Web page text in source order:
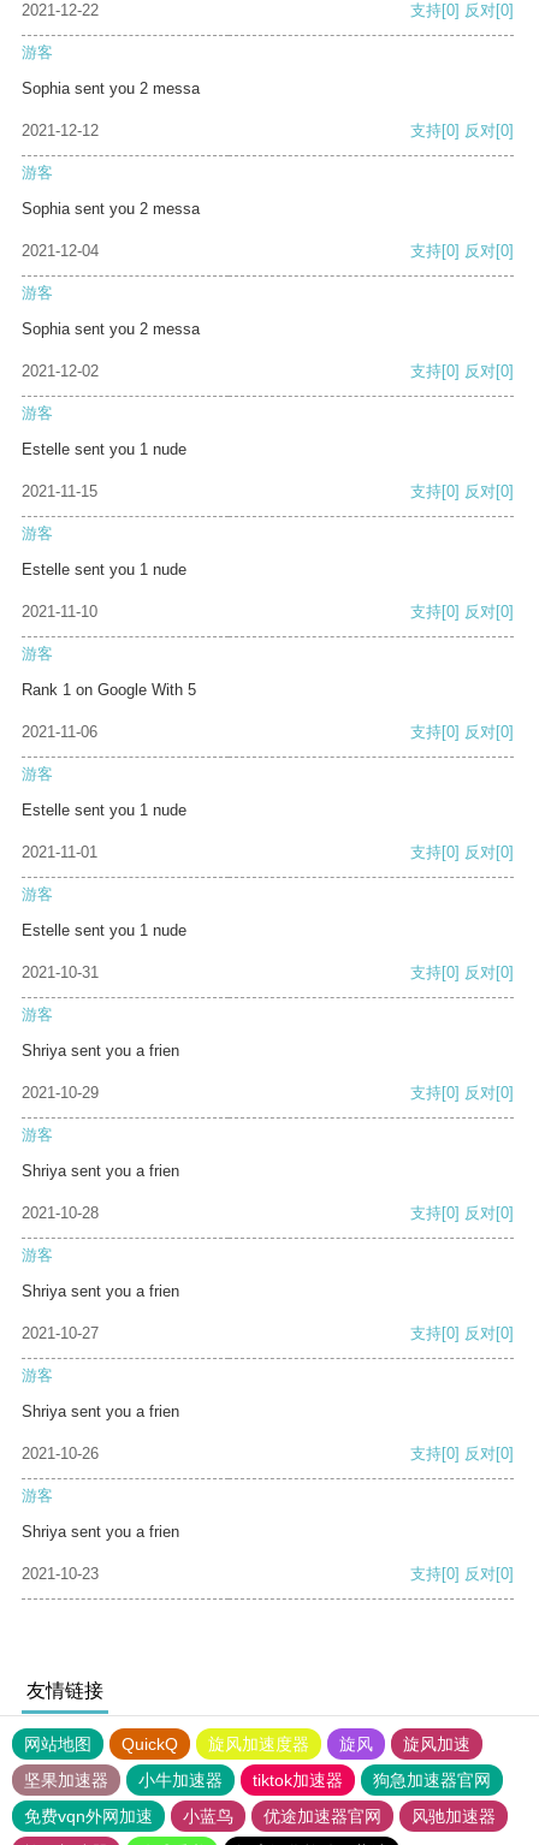
2021-12-22 支持[0] 反对[0]
游客
Sophia sent you 2 messa
2021-12-12 支持[0] 反对[0]
游客
Sophia sent you 2 messa
2021-12-04 支持[0] 反对[0]
游客
Sophia sent you 2 messa
2021-12-02 支持[0] 反对[0]
游客
Estelle sent you 1 nude
2021-11-15 支持[0] 反对[0]
游客
Estelle sent you 1 nude
2021-11-10 支持[0] 反对[0]
游客
Rank 1 on Google With 5
2021-11-06 支持[0] 反对[0]
游客
Estelle sent you 1 nude
2021-11-01 支持[0] 反对[0]
游客
Estelle sent you 1 nude
2021-10-31 支持[0] 反对[0]
游客
Shriya sent you a frien
2021-10-29 支持[0] 反对[0]
游客
Shriya sent you a frien
2021-10-28 支持[0] 反对[0]
游客
Shriya sent you a frien
2021-10-27 支持[0] 反对[0]
游客
Shriya sent you a frien
2021-10-26 支持[0] 反对[0]
游客
Shriya sent you a frien
2021-10-23 支持[0] 反对[0]
友情链接
网站地图 QuickQ 旋风加速度器 旋风
旋风加速
坚果加速器
小牛加速器 tiktok加速器
狗急加速器官网
免费vqn外网加速
小蓝鸟 优途加速器官网
风驰加速器